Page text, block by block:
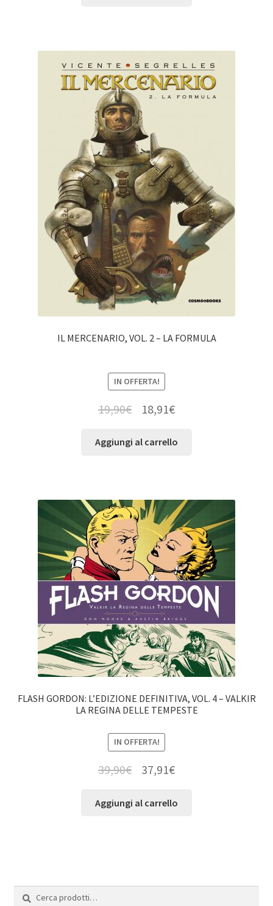
IL MERCENARIO, VOL. 2 – LA FORMULA
IN OFFERTA!
19,90€ 18,91€
Aggiungi al carrello
FLASH GORDON: L’EDIZIONE DEFINITIVA, VOL. 4 – VALKIR
LA REGINA DELLE TEMPESTE
IN OFFERTA!
39,90€ 37,91€
Aggiungi al carrello
Cerca:
Cerca